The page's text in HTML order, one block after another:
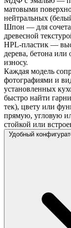
матовыми
нейтральных
Шпон — для
древесной
HPL-пластик —
дерева, бетона
износу.
Каждая модель
фотографиями и
установленных
быстро найти
тек), цвету или
прямую, угловую
стойкой или
Удобный